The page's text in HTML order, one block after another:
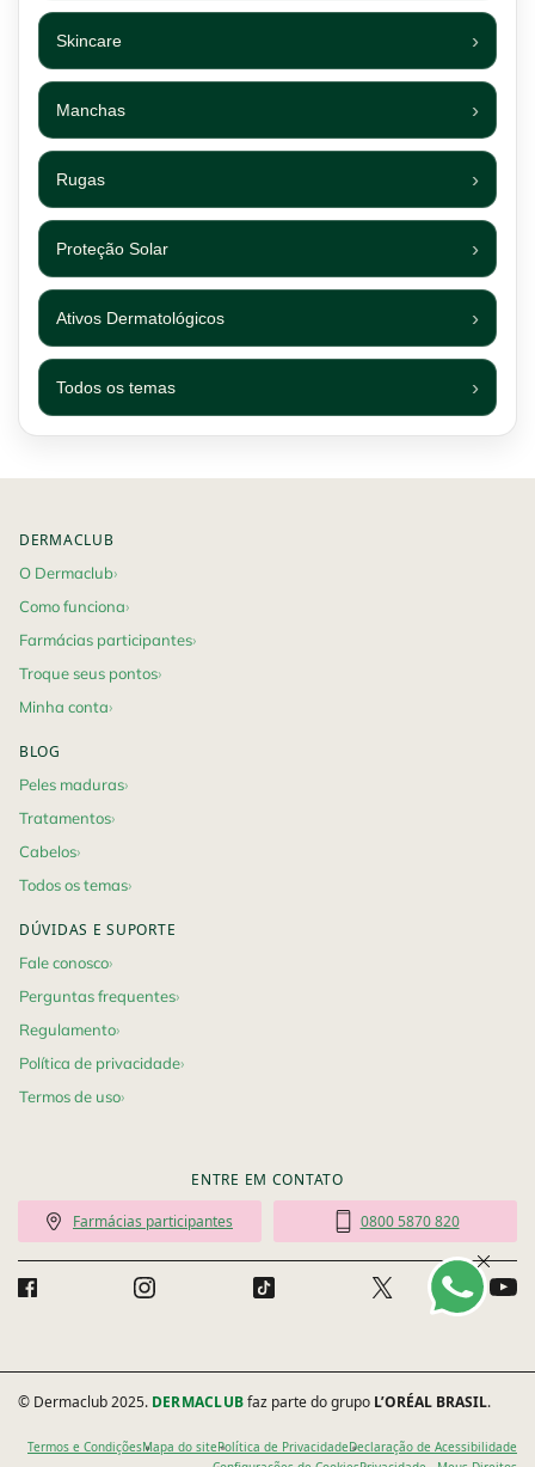
Skincare
Manchas
Rugas
Proteção Solar
Ativos Dermatológicos
Todos os temas
DERMACLUB
O Dermaclub
Como funciona
Farmácias participantes
Troque seus pontos
Minha conta
BLOG
Peles maduras
Tratamentos
Cabelos
Todos os temas
DÚVIDAS E SUPORTE
Fale conosco
Perguntas frequentes
Regulamento
Política de privacidade
Termos de uso
ENTRE EM CONTATO
Farmácias participantes 0800 5870 820
© Dermaclub 2025. DERMACLUBfaz parte do grupo L’ORÉAL BRASIL.
Termos e CondiçõesMapa do sitePolítica de PrivacidadeDeclaração de Acessibilidade